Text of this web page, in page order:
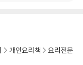
개인요리책
요리전문